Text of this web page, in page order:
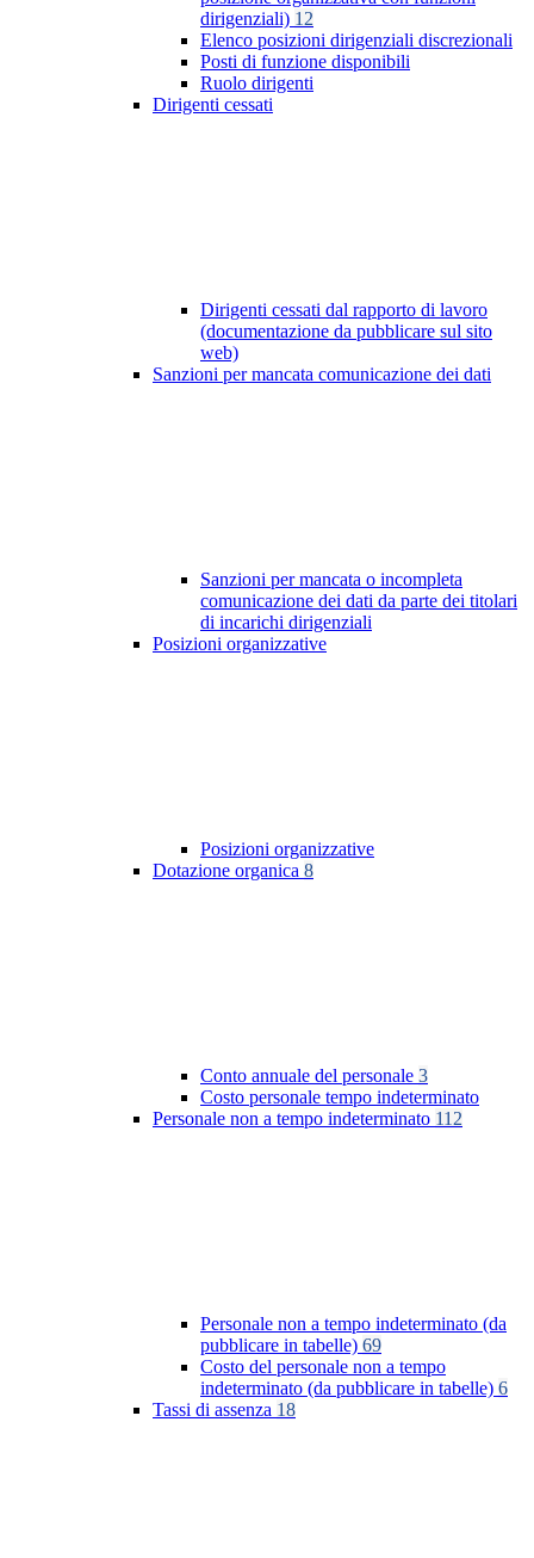
dirigenziali) 12
Elenco posizioni dirigenziali discrezionali
Posti di funzione disponibili
Ruolo dirigenti
Dirigenti cessati
Dirigenti cessati dal rapporto di lavoro
(documentazione da pubblicare sul sito
web)
Sanzioni per mancata comunicazione dei dati
Sanzioni per mancata o incompleta
comunicazione dei dati da parte dei titolari
di incarichi dirigenziali
Posizioni organizzative
Posizioni organizzative
Dotazione organica 8
Conto annuale del personale 3
Costo personale tempo indeterminato
Personale non a tempo indeterminato 112
Personale non a tempo indeterminato (da
pubblicare in tabelle) 69
Costo del personale non a tempo
indeterminato (da pubblicare in tabelle) 6
Tassi di assenza 18